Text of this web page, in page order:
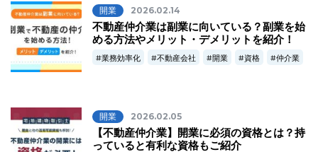
開業 2026.02.14
不動産仲介業は副業に向いている？副業を始
める方法やメリット・デメリットを紹介！
業務効率化 不動産会社 開業 資格 仲介業
開業 2026.02.05
【不動産仲介業】開業に必須の資格とは？持
っていると有利な資格もご紹介